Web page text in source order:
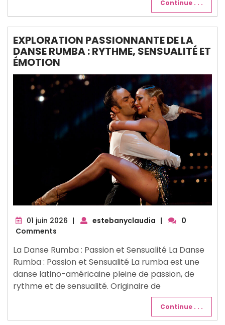
Continue . . .
EXPLORATION PASSIONNANTE DE LA
DANSE RUMBA : RYTHME, SENSUALITÉ ET
ÉMOTION
01 juin 2026 01| estebanyclaudia |
0
Comments
La Danse Rumba : Passion et Sensualité La Danse
Rumba : Passion et Sensualité La rumba est une
danse latino-américaine pleine de passion, de
rythme et de sensualité. Originaire de
Continue . . .